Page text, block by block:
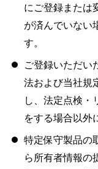
にご登録または
が済んでいない
す。
ご登録いただい
法および当社規
し、法定点検・
をする場合以外
特定保守製品の
ら所有者情報の